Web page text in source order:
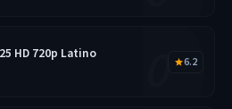
HD 720p Latino
6.2